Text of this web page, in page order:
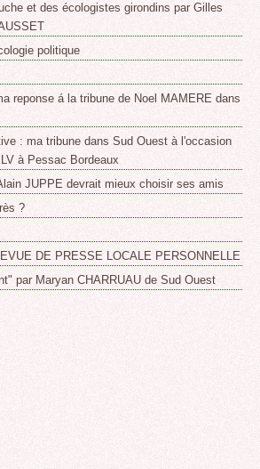
et des écologistes girondins par Gilles
politique
reponse á la tribune de Noel MAMERE dans
: ma tribune dans Sud Ouest à l'occasion
à Pessac Bordeaux
JUPPE devrait mieux choisir ses amis
?
DE PRESSE LOCALE PERSONNELLE
par Maryan CHARRUAU de Sud Ouest